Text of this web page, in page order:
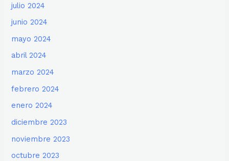
julio 2024
junio 2024
mayo 2024
abril 2024
marzo 2024
febrero 2024
enero 2024
diciembre 2023
noviembre 2023
octubre 2023